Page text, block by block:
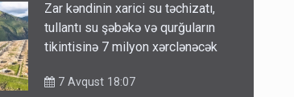
Zar kəndinin xarici su təchizatı,
tullantı su şəbəkə və qurğuların
tikintisinə 7 milyon xərclənəcək
7 Avqust 18:07